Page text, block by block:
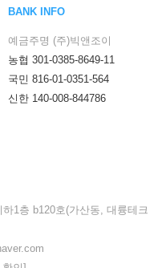
BANK INFO
예금주명 (주)빅앤조이
농협 301-0385-8649-11
국민 816-01-0351-564
신한 140-008-844786
1층 b120호(가산동, 대륭테크